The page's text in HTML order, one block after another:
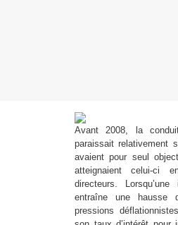
Avant 2008, la
paraissait relativement
avaient pour seul
atteignaient celui-ci
directeurs.
entraîne une hausse
pressions